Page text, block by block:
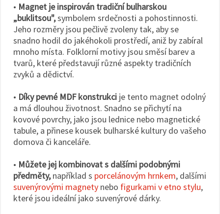
• Magnet je inspirován tradiční bulharskou
„buklitsou",symbolem srdečnosti a pohostinnosti.
Jeho rozměry jsou pečlivě zvoleny tak, aby se
snadno hodil do jakéhokoli prostředí, aniž by zabíral
mnoho místa. Folklorní motivy jsou směsí barev a
tvarů, které představují různé aspekty tradičních
zvyků a dědictví.
• Díky pevné MDF konstrukci je tento magnet odolný
a má dlouhou životnost. Snadno se přichytí na
kovové povrchy, jako jsou lednice nebo magnetické
tabule, a přinese kousek bulharské kultury do vašeho
domova či kanceláře.
• Můžete jej kombinovat s dalšími podobnými
předměty,například s porcelánovým hrnkem, dalšími
suvenýrovými magnety nebo figurkami v etno stylu,
které jsou ideální jako suvenýrové dárky.